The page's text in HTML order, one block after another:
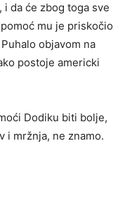
i da će zbog toga sve
mu je priskočio
objavom na
postoje americki
Dodiku biti bolje,
i mržnja, ne znamo.